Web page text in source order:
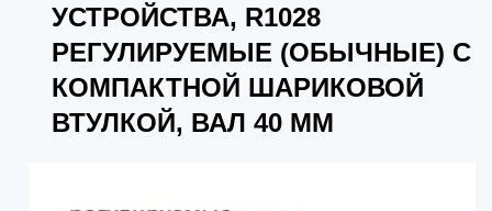
УСТРОЙСТВА, R1028
РЕГУЛИРУЕМЫЕ (ОБЫЧНЫЕ) С
КОМПАКТНОЙ ШАРИКОВОЙ
ВТУЛКОЙ, ВАЛ 40 ММ